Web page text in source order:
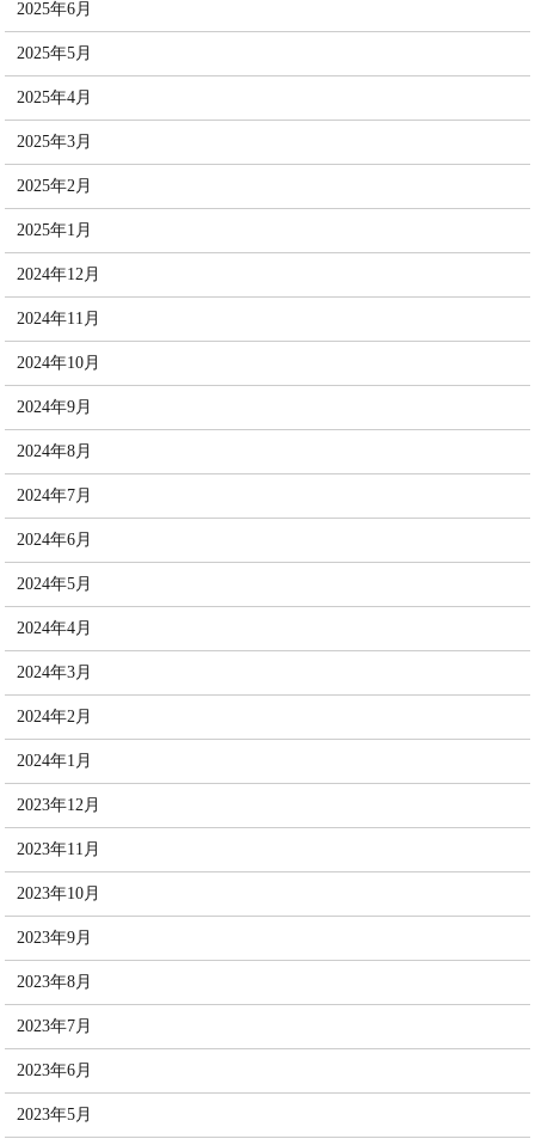
2025年6月
2025年5月
2025年4月
2025年3月
2025年2月
2025年1月
2024年12月
2024年11月
2024年10月
2024年9月
2024年8月
2024年7月
2024年6月
2024年5月
2024年4月
2024年3月
2024年2月
2024年1月
2023年12月
2023年11月
2023年10月
2023年9月
2023年8月
2023年7月
2023年6月
2023年5月